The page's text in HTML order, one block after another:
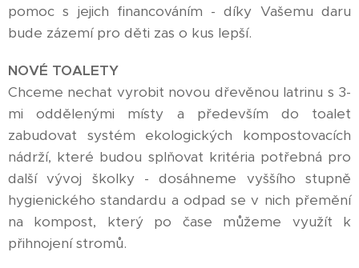
pomoc s jejich financováním - díky Vašemu daru
bude zázemí pro děti zas o kus lepší.
NOVÉ TOALETY
Chceme nechat vyrobit novou dřevěnou latrinu s 3-
mi oddělenými místy a především do toalet
zabudovat systém ekologických kompostovacích
nádrží, které budou splňovat kritéria potřebná pro
další vývoj školky - dosáhneme vyššího stupně
hygienického standardu a odpad se v nich přemění
na kompost, který po čase můžeme využít k
přihnojení stromů.